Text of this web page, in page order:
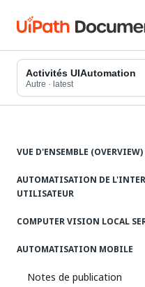
Activités UIAutomation
Autre · latest
VUE D'ENSEMBLE (OVERVIEW)
AUTOMATISATION DE
UTILISATEUR
COMPUTER VISION LOCAL
AUTOMATISATION MOBILE
Notes de publication